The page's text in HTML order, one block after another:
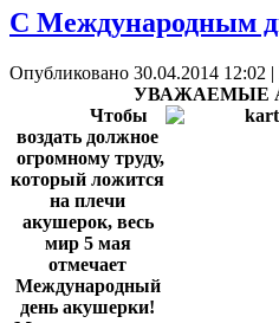
С Международным
Опубликовано 30.04.2014 12:02
УВАЖАЕМЫЕ
Чтобы
воздать должное
огромному труду,
который ложится
на плечи
акушерок, весь
мир 5 мая
отмечает
Международный
день акушерки!